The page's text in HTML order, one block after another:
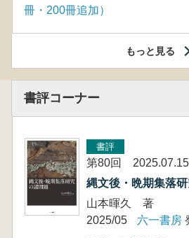
冊・200冊追加）
もっと見る
書評コーナー
書評
第80回 2025.07.15
縄文後・晩期集落
山本暉久 著
2025/05
六一書房